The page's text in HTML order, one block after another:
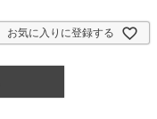
お気に入りに登録する